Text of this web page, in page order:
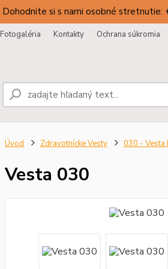
Dohodnite si s nami osobné stretnutie:
Fotogaléria Kontakty Ochrana súkromia
Úvod Zdravotnícke Vesty 030 - Vesta
Vesta 030